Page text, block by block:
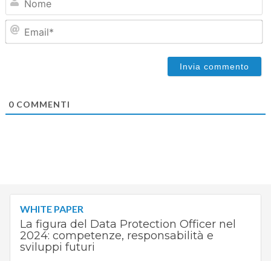
0COMMENTI
WHITE PAPER
La figura del Data Protection Officer nel
2024: competenze, responsabilità e
sviluppi futuri